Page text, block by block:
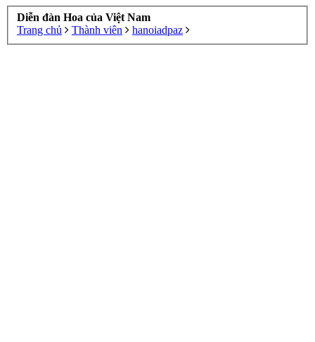
Diễn đàn Hoa của Việt Nam
Trang chủ
Thành viên hanoiadpaz